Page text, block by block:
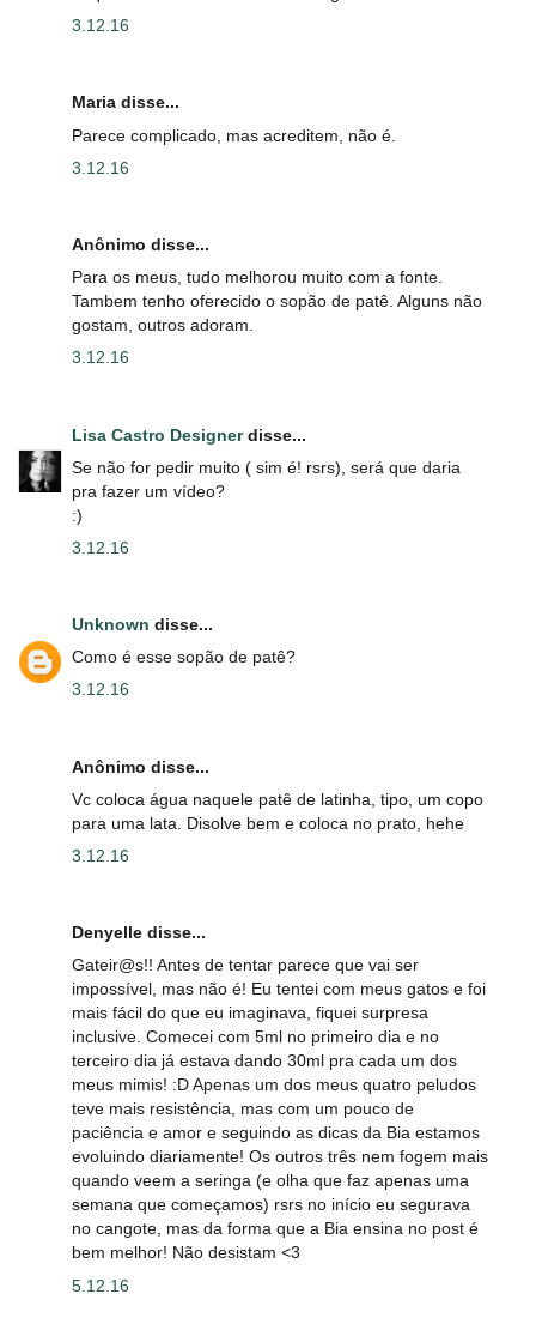
3.12.16
Maria disse...
Parece complicado, mas acreditem, não é.
3.12.16
Anônimo disse...
Para os meus, tudo melhorou muito com a fonte.
Tambem tenho oferecido o sopão de patê. Alguns não
gostam, outros adoram.
3.12.16
Lisa Castro Designerdisse...
Se não for pedir muito ( sim é! rsrs), será que daria
pra fazer um vídeo?
:)
3.12.16
Unknown disse...
Como é esse sopão de patê?
3.12.16
Anônimo disse...
Vc coloca água naquele patê de latinha, tipo, um copo
para uma lata. Disolve bem e coloca no prato, hehe
3.12.16
Denyelle disse...
Gateir@s!! Antes de tentar parece que vai ser
impossível, mas não é! Eu tentei com meus gatos e foi
mais fácil do que eu imaginava, fiquei surpresa
inclusive. Comecei com 5ml no primeiro dia e no
terceiro dia já estava dando 30ml pra cada um dos
meus mimis! :D Apenas um dos meus quatro peludos
teve mais resistência, mas com um pouco de
paciência e amor e seguindo as dicas da Bia estamos
evoluindo diariamente! Os outros três nem fogem mais
quando veem a seringa (e olha que faz apenas uma
semana que começamos) rsrs no início eu segurava
no cangote, mas da forma que a Bia ensina no post é
bem melhor! Não desistam <3
5.12.16